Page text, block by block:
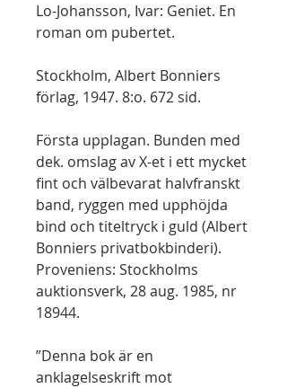
Lo-Johansson, Ivar: Geniet. En
roman om pubertet.
Stockholm, Albert Bonniers
förlag, 1947. 8:o. 672 sid.
Första upplagan. Bunden med
dek. omslag av X-et i ett mycket
fint och välbevarat halvfranskt
band, ryggen med upphöjda
bind och titeltryck i guld (Albert
Bonniers privatbokbinderi).
Proveniens: Stockholms
auktionsverk, 28 aug. 1985, nr
18944.
”Denna bok är en
anklagelseskrift mot